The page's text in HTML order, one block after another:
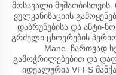
მოსავალი მუშაობისთვის.
ვულკანიზაციის
დაბრუნებისა და ანტი-
გრძელი ცხოვრების
Mane. ჩართვად
გამოჭრილებებით და
იდეალურია VFFS